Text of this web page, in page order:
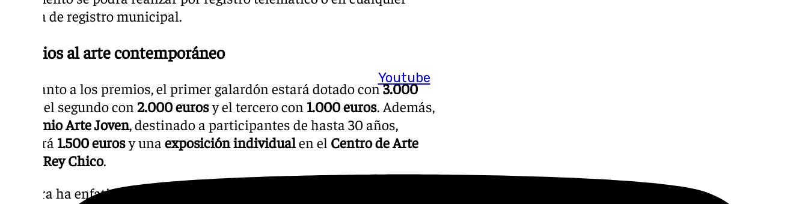
Youtube
oficina de registro municipal.
Premios al arte contemporáneo
En cuanto a los premios, el primer galardón estará dotado con3.000
, el segundo con 2.000 eurosy el tercero con 1.000 euros. Además,
Premio Arte Joven, destinado a participantes de hasta 30 años,
ofrecerá 1.500 eurosy una exposición individual en el Centro de Arte
Joven Rey Chico.
Ferreira ha enfatizado la relevancia del arte en Granada, destacando su